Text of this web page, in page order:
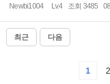
Newbi1004 Lv.4 조회 3485
최근 다음
1 2